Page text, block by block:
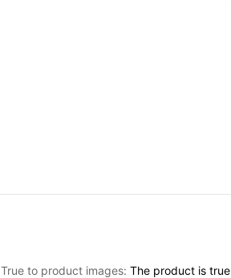
True to product images: The product is true